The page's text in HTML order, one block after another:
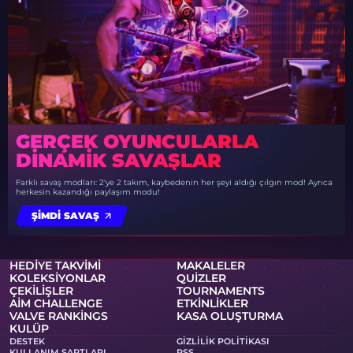
GERÇEK OYUNCULARLA
DINAMIK SAVAŞLAR
Farklı savaş modları: 2'ye 2 takım, kaybedenin her şeyi aldığı çılgın mod! Ayrıca
herkesin kazandığı paylaşım modu!
ŞIMDI SAVAŞ
HEDIYE TAKVIMI
MAKALELER
KOLEKSIYONLAR
QUIZLER
ÇEKILIŞLER
TOURNAMENTS
AIM CHALLENGE
ETKINLIKLER
VALVE RANKINGS
KASA OLUŞTURMA
KULÜP
DESTEK
GIZLILIK POLITIKASI